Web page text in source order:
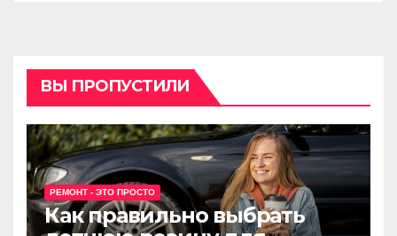
ВЫ ПРОПУСТИЛИ
РЕМОНТ - ЭТО ПРОСТО
Как правильно выбрать